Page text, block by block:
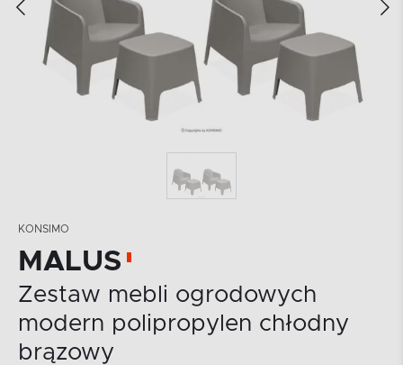
KONSIMO
MALUS
Zestaw mebli ogrodowych
modern polipropylen chłodny
brązowy